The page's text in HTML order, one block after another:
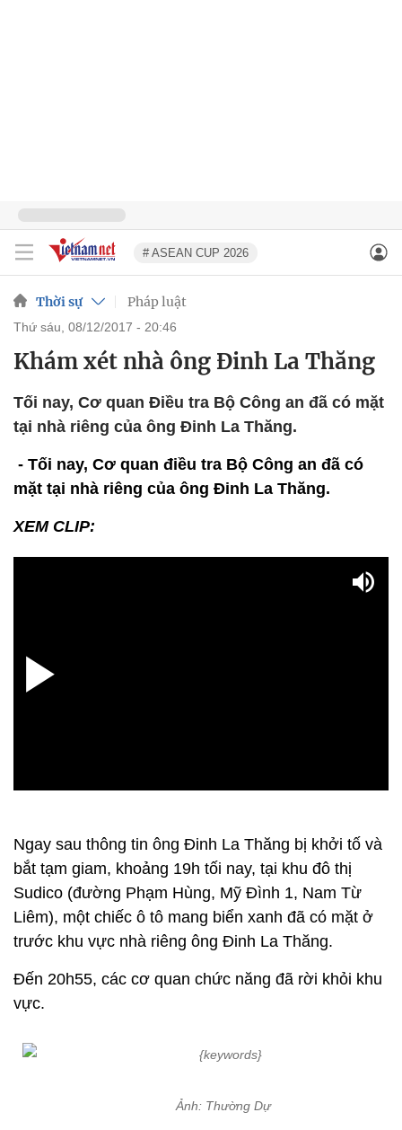
# ASEAN CUP 2026
Thời sự Pháp luật
thứ sáu, 08/12/2017 - 20:46
Khám xét nhà ông Đinh La Thăng
Tối nay, Cơ quan Điều tra Bộ Công an đã có mặt
tại nhà riêng của ông Đinh La Thăng.
- Tối nay, Cơ quan điều tra Bộ Công an đã có
mặt tại nhà riêng của ông Đinh La Thăng.
XEM CLIP:
Ngay sau thông tin ông Đinh La Thăng bị khởi tố và
bắt tạm giam, khoảng 19h tối nay, tại khu đô thị
Sudico (đường Phạm Hùng, Mỹ Đình 1, Nam Từ
Liêm), một chiếc ô tô mang biển xanh đã có mặt ở
trước khu vực nhà riêng ông Đinh La Thăng.
Đến 20h55, các cơ quan chức năng đã rời khỏi khu
vực.
Ảnh: Thường Dự